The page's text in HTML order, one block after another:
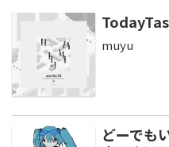
muyu
どーでも